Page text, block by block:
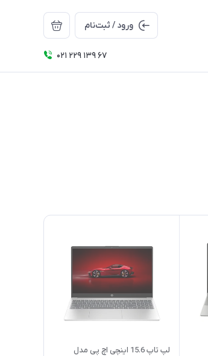
ورود / ثبت‌نام
021 229 139 67
لپ تاپ 15.6 اینچی اچ پی مدل